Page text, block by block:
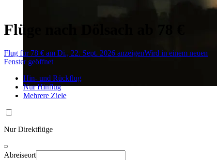
Flüge nach Dölsach ab 78 €
Flug für 78 € am Di., 22. Sept. 2026 anzeigenWird in einem neuen
Fenster geöffnet
Hin- und Rückflug
Nur Hinflug
Mehrere Ziele
Nur Direktflüge
Abreiseort